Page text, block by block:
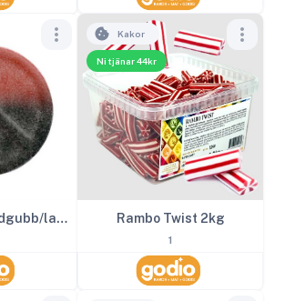
Peacemärke Jordgubb/lakrits 2kg
Ni tjänar 44kr
Kakor
Rambo Twist 2kg
1